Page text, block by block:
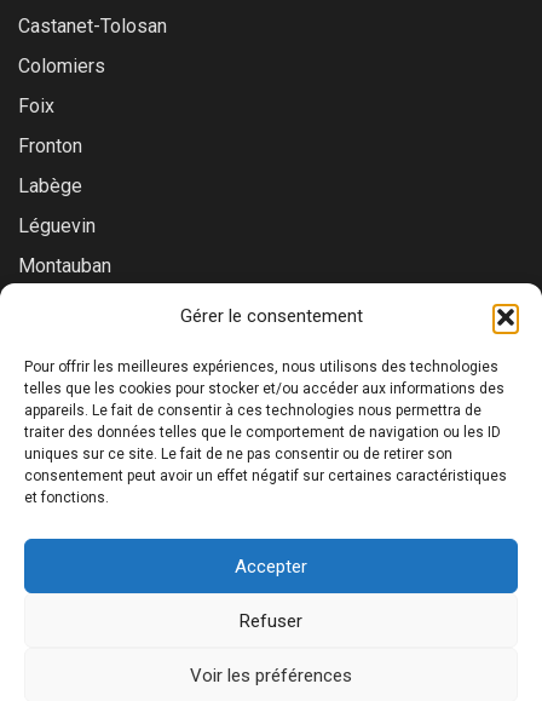
Gérer le consentement
Pour offrir les meilleures expériences, nous utilisons des technologies
telles que les cookies pour stocker et/ou accéder aux informations des
appareils. Le fait de consentir à ces technologies nous permettra de
traiter des données telles que le comportement de navigation ou les ID
uniques sur ce site. Le fait de ne pas consentir ou de retirer son
consentement peut avoir un effet négatif sur certaines caractéristiques
et fonctions.
Accepter
Refuser
Voir les préférences
Castanet-Tolosan
Colomiers
Foix
Fronton
Labège
Léguevin
Montauban
Saint-Lys
Tournefeuille
Toulouse
©2026 Prialys. Tous droits réservés. | RCS Toulouse : 879